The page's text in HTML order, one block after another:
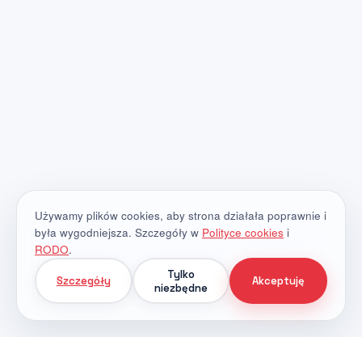
Używamy plików cookies, aby strona działała poprawnie i
była wygodniejsza. Szczegóły w Polityce cookies i
RODO.
Szczegóły
Tylko
niezbędne
Akceptuję